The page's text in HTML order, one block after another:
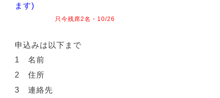
ます)
只今残席2名・10/26
申込みは以下まで
1 名前
2 住所
3 連絡先